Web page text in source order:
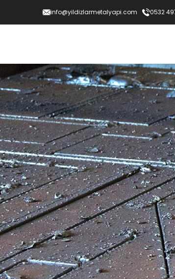
info@yildizlarmetalyapi.com 0532